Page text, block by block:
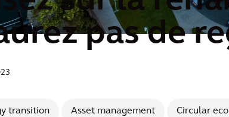
pas de
transition Asset management Circular